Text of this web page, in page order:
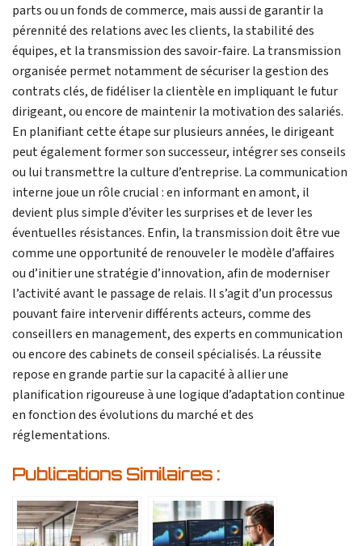
parts ou un fonds de commerce, mais aussi de garantir la
pérennité des relations avec les clients, la stabilité des
équipes, et la transmission des savoir-faire. La transmission
organisée permet notamment de sécuriser la gestion des
contrats clés, de fidéliser la clientèle en impliquant le futur
dirigeant, ou encore de maintenir la motivation des salariés.
En planifiant cette étape sur plusieurs années, le dirigeant
peut également former son successeur, intégrer ses conseils
ou lui transmettre la culture d’entreprise. La communication
interne joue un rôle crucial : en informant en amont, il
devient plus simple d’éviter les surprises et de lever les
éventuelles résistances. Enfin, la transmission doit être vue
comme une opportunité de renouveler le modèle d’affaires
ou d’initier une stratégie d’innovation, afin de moderniser
l’activité avant le passage de relais. Il s’agit d’un processus
pouvant faire intervenir différents acteurs, comme des
conseillers en management, des experts en communication
ou encore des cabinets de conseil spécialisés. La réussite
repose en grande partie sur la capacité à allier une
planification rigoureuse à une logique d’adaptation continue
en fonction des évolutions du marché et des
réglementations.
Publications Similaires :